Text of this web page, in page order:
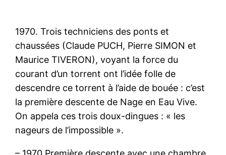
1970. Trois techniciens des ponts et
chaussées (Claude PUCH, Pierre SIMON et
Maurice TIVERON), voyant la force du
courant d’un torrent ont l’idée folle de
descendre ce torrent à l’aide de bouée : c’est
la première descente de Nage en Eau Vive.
On appela ces trois doux-dingues : « les
nageurs de l’impossible ».